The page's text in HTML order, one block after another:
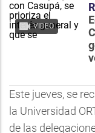
VIDEO
Este jueves, se
la Universidad
de las